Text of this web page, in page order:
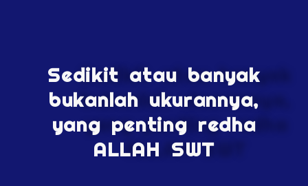
Sedikit atau banyak
bukanlah ukurannya,
yang penting redha
ALLAH SWT